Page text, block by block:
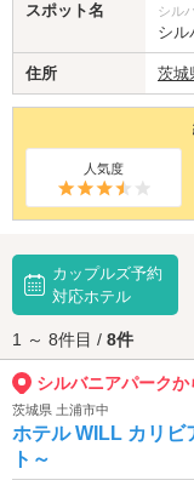
スポット名 シル
シル
住所 茨城
人気度
カップルズ予約
対応ホテル
1 ～ 8件目 / 8件
シルバニアパーク
茨城県 土浦市中
ホテル WILL カリビ
ト～